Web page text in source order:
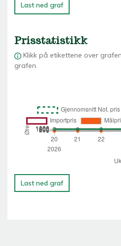
Last ned graf
Prisstatistikk
Klikk på etikettene over
grafen.
Last ned graf